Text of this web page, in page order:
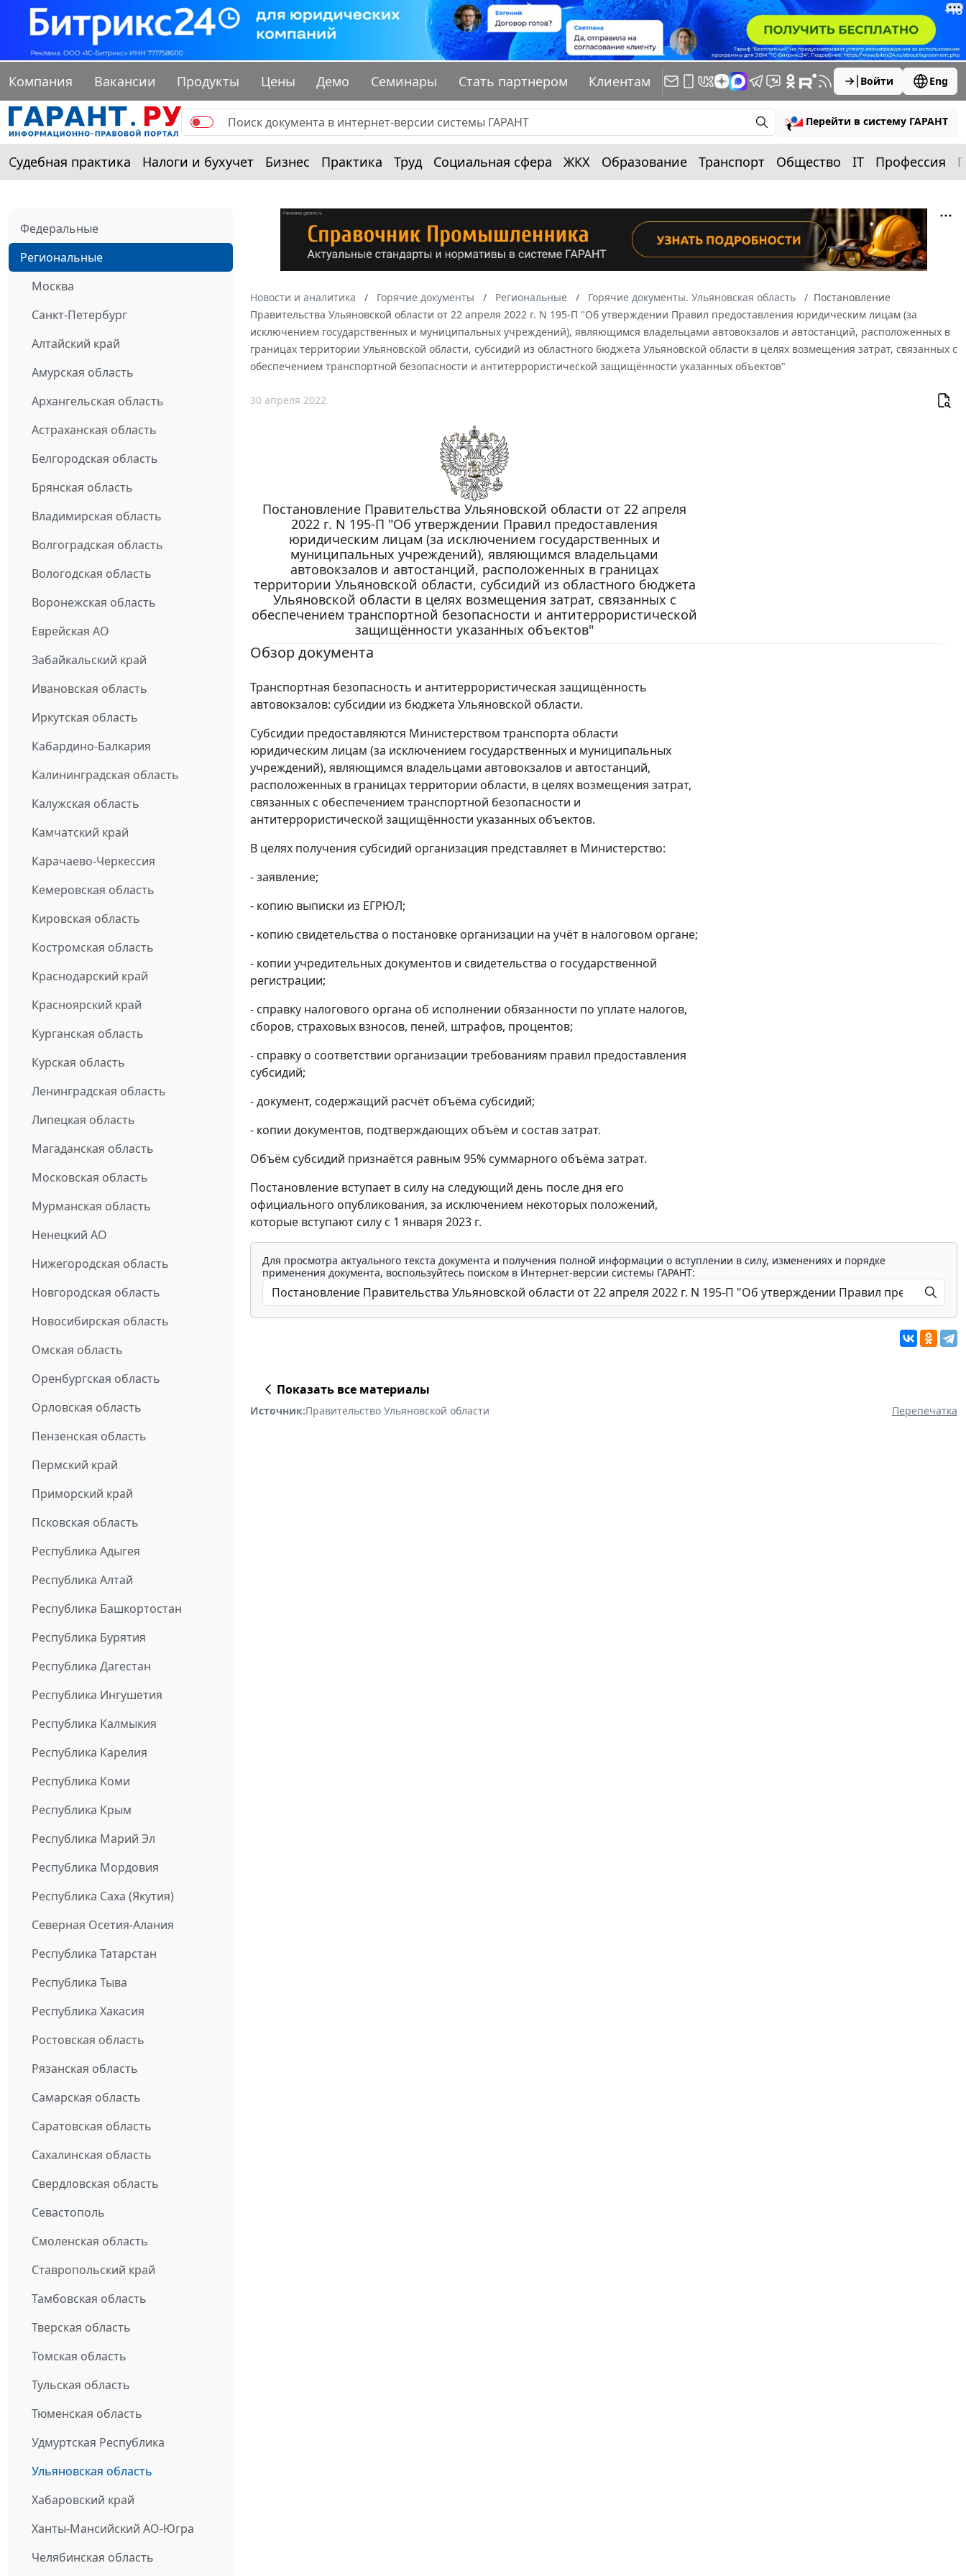
Компания Вакансии Продукты Цены Демо Семинары Стать партнером Клиентам Войти Eng
Перейти в систему ГАРАНТ
Судебная практика Налоги и бухучет Бизнес Практика Труд Социальная сфера ЖКХ Образование Транспорт Общество IT Профессия
Федеральные
Региональные
Москва
Санкт-Петербург
Алтайский край
Амурская область
Архангельская область
Астраханская область
Белгородская область
Брянская область
Владимирская область
Волгоградская область
Вологодская область
Воронежская область
Еврейская АО
Забайкальский край
Ивановская область
Иркутская область
Кабардино-Балкария
Калининградская область
Калужская область
Камчатский край
Карачаево-Черкессия
Кемеровская область
Кировская область
Костромская область
Краснодарский край
Красноярский край
Курганская область
Курская область
Ленинградская область
Липецкая область
Магаданская область
Московская область
Мурманская область
Ненецкий АО
Нижегородская область
Новгородская область
Новосибирская область
Омская область
Оренбургская область
Орловская область
Пензенская область
Пермский край
Приморский край
Псковская область
Республика Адыгея
Республика Алтай
Республика Башкортостан
Республика Бурятия
Республика Дагестан
Республика Ингушетия
Республика Калмыкия
Республика Карелия
Республика Коми
Республика Крым
Республика Марий Эл
Республика Мордовия
Республика Саха (Якутия)
Северная Осетия-Алания
Республика Татарстан
Республика Тыва
Республика Хакасия
Ростовская область
Рязанская область
Самарская область
Саратовская область
Сахалинская область
Свердловская область
Севастополь
Смоленская область
Ставропольский край
Тамбовская область
Тверская область
Томская область
Тульская область
Тюменская область
Удмуртская Республика
Ульяновская область
Хабаровский край
Ханты-Мансийский АО-Югра
Челябинская область
Новости и аналитика Горячие документы Региональные Горячие документы. Ульяновская область
Постановление
Правительства Ульяновской области от 22 апреля 2022 г. N 195-П "Об утверждении Правил предоставления юридическим лицам (за
исключением государственных и муниципальных учреждений), являющимся владельцами автовокзалов и автостанций, расположенных в
границах территории Ульяновской области, субсидий из областного бюджета Ульяновской области в целях возмещения затрат, связанных с
обеспечением транспортной безопасности и антитеррористической защищённости указанных объектов"
30 апреля 2022
Постановление Правительства Ульяновской области от 22 апреля
2022 г. N 195-П "Об утверждении Правил предоставления
юридическим лицам (за исключением государственных и
муниципальных учреждений), являющимся владельцами
автовокзалов и автостанций, расположенных в границах
территории Ульяновской области, субсидий из областного бюджета
Ульяновской области в целях возмещения затрат, связанных с
обеспечением транспортной безопасности и антитеррористической
защищённости указанных объектов"
Обзор документа
Транспортная безопасность и антитеррористическая защищённость
автовокзалов: субсидии из бюджета Ульяновской области.
Субсидии предоставляются Министерством транспорта области
юридическим лицам (за исключением государственных и муниципальных
учреждений), являющимся владельцами автовокзалов и автостанций,
расположенных в границах территории области, в целях возмещения затрат,
связанных с обеспечением транспортной безопасности и
антитеррористической защищённости указанных объектов.
В целях получения субсидий организация представляет в Министерство:
- заявление;
- копию выписки из ЕГРЮЛ;
- копию свидетельства о постановке организации на учёт в налоговом органе;
- копии учредительных документов и свидетельства о государственной
регистрации;
- справку налогового органа об исполнении обязанности по уплате налогов,
сборов, страховых взносов, пеней, штрафов, процентов;
- справку о соответствии организации требованиям правил предоставления
субсидий;
- документ, содержащий расчёт объёма субсидий;
- копии документов, подтверждающих объём и состав затрат.
Объём субсидий признаётся равным 95% суммарного объёма затрат.
Постановление вступает в силу на следующий день после дня его
официального опубликования, за исключением некоторых положений,
которые вступают силу с 1 января 2023 г.
Для просмотра актуального текста документа и получения полной информации о вступлении в силу, изменениях и порядке
применения документа, воспользуйтесь поиском в Интернет-версии системы ГАРАНТ:
Показать все материалы
Источник:Правительство Ульяновской области Перепечатка